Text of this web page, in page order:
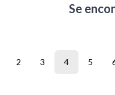
Se
2 3 4 5